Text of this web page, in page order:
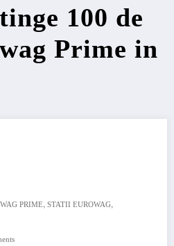
100 de
Prime in
PRIME, STATII EUROWAG,